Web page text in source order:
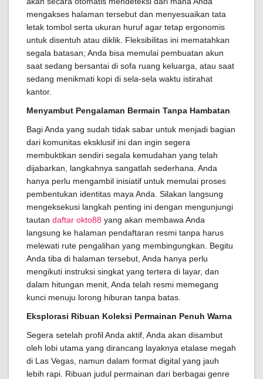
mengakses halaman tersebut dan menyesuaikan tata
letak tombol serta ukuran huruf agar tetap ergonomis
untuk disentuh atau diklik. Fleksibilitas ini mematahkan
segala batasan; Anda bisa memulai pembuatan akun
saat sedang bersantai di sofa ruang keluarga, atau saat
sedang menikmati kopi di sela-sela waktu istirahat
kantor.
Menyambut Pengalaman Bermain Tanpa Hambatan
Bagi Anda yang sudah tidak sabar untuk menjadi bagian
dari komunitas eksklusif ini dan ingin segera
membuktikan sendiri segala kemudahan yang telah
dijabarkan, langkahnya sangatlah sederhana. Anda
hanya perlu mengambil inisiatif untuk memulai proses
pembentukan identitas maya Anda. Silakan langsung
mengeksekusi langkah penting ini dengan mengunjungi
tautan daftar okto88 yang akan membawa Anda
langsung ke halaman pendaftaran resmi tanpa harus
melewati rute pengalihan yang membingungkan. Begitu
Anda tiba di halaman tersebut, Anda hanya perlu
mengikuti instruksi singkat yang tertera di layar, dan
dalam hitungan menit, Anda telah resmi memegang
kunci menuju lorong hiburan tanpa batas.
Eksplorasi Ribuan Koleksi Permainan Penuh Warna
Segera setelah profil Anda aktif, Anda akan disambut
oleh lobi utama yang dirancang layaknya etalase megah
di Las Vegas, namun dalam format digital yang jauh
lebih rapi. Ribuan judul permainan dari berbagai genre